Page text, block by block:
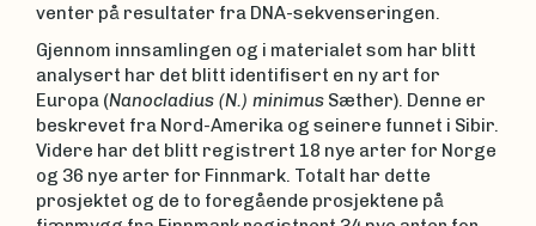
venter på resultater fra DNA-sekvenseringen.
Gjennom innsamlingen og i materialet som har blitt
analysert har det blitt identifisert en ny art for
Europa (Nanocladius (N.) minimus Sæther). Denne er
beskrevet fra Nord-Amerika og seinere funnet i Sibir.
Videre har det blitt registrert 18 nye arter for Norge
og 36 nye arter for Finnmark. Totalt har dette
prosjektet og de to foregående prosjektene på